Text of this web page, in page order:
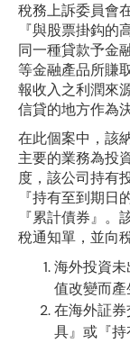
稅務上訴委員會
『與股票掛鈎
同一種貸款予金
等金融產品所賺
報收入之利潤來
信貸的地方作為
在此個案中，該
主要的業務為投
度，該公司持有
『持有至到期
『累計債券』
稅通知單，並向
海外投資
值改變而產
在海外証
具』或『